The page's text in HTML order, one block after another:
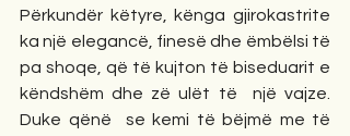
Përkundër këtyre, kënga gjirokastrite
ka një elegancë, finesë dhe ëmbëlsi të
pa shoqe, që të kujton të biseduarit e
këndshëm dhe zë ulët të  një vajze.
Duke qënë  se kemi të bëjmë me të